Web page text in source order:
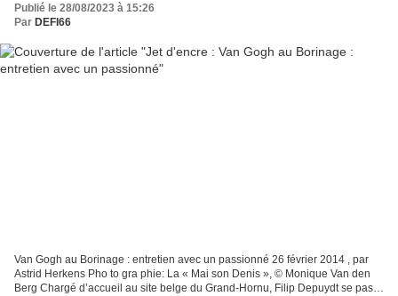
Publié le 28/08/2023 à 15:26
Par DEFI66
Van Gogh au Borinage : entretien avec un passionné 26 février 2014 , par
Astrid Herkens Pho to gra phie: La « Mai son Denis », © Monique Van den
Berg Chargé d’accueil au site belge du Grand-Hornu, Filip Depuydt se pas